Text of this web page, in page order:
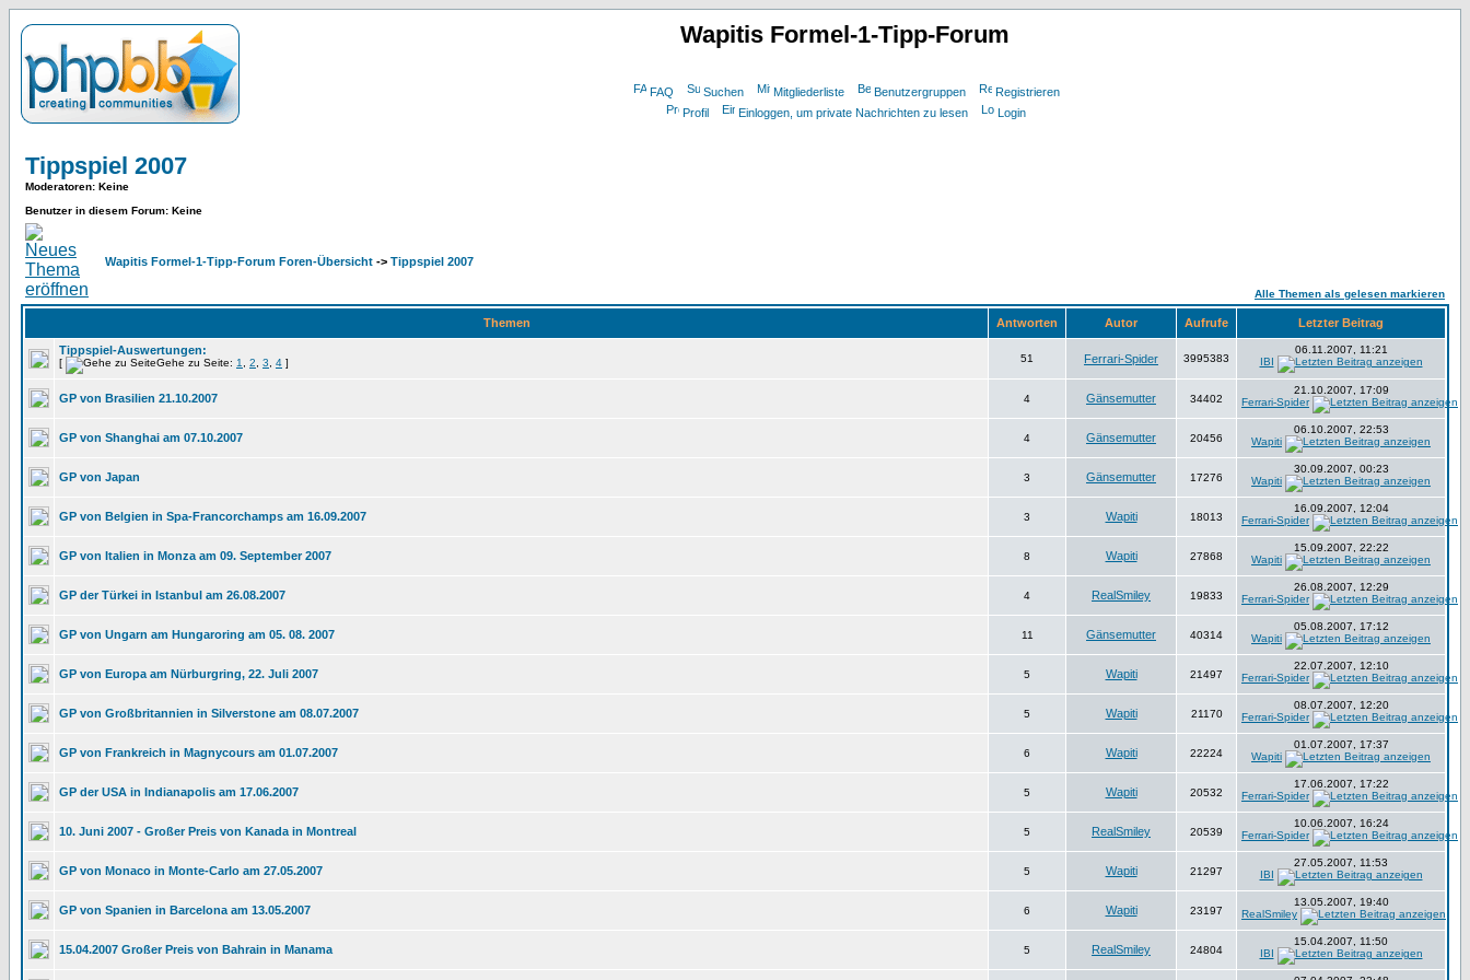
Wapitis Formel-1-Tipp-Forum
FAQ Suchen Mitgliederliste Benutzergruppen
Registrieren
Profil
Einloggen, um private Nachrichten zu lesen Login
Tippspiel 2007
Moderatoren: Keine
Benutzer in diesem Forum: Keine
Wapitis Formel-1-Tipp-Forum Foren-Übersicht -> Tippspiel 2007
Alle Themen als gelesen markieren
Themen Antworten Autor Aufrufe Letzter Beitrag
Tippspiel-Auswertungen:
[ Gehe zu Seite: 1 2 3 4 ] 51 Ferrari-Spider 3995383
06.11.2007, 11:21
IBI
GP von Brasilien 21.10.2007 4 Gänsemutter 34402
21.10.2007, 17:09
Ferrari-Spider
GP von Shanghai am 07.10.2007 4 Gänsemutter 20456
06.10.2007, 22:53
Wapiti
GP von Japan 3 Gänsemutter 17276
30.09.2007, 00:23
Wapiti
GP von Belgien in Spa-Francorchamps am 16.09.2007 3 Wapiti 18013
16.09.2007, 12:04
Ferrari-Spider
GP von Italien in Monza am 09. September 2007 8 Wapiti 27868
15.09.2007, 22:22
Wapiti
GP der Türkei in Istanbul am 26.08.2007 4 RealSmiley 19833
26.08.2007, 12:29
Ferrari-Spider
GP von Ungarn am Hungaroring am 05. 08. 2007 11 Gänsemutter 40314
05.08.2007, 17:12
Wapiti
GP von Europa am Nürburgring, 22. Juli 2007 5 Wapiti 21497
22.07.2007, 12:10
Ferrari-Spider
GP von Großbritannien in Silverstone am 08.07.2007 5 Wapiti 21170
08.07.2007, 12:20
Ferrari-Spider
GP von Frankreich in Magnycours am 01.07.2007 6 Wapiti 22224
01.07.2007, 17:37
Wapiti
GP der USA in Indianapolis am 17.06.2007 5 Wapiti 20532
17.06.2007, 17:22
Ferrari-Spider
10. Juni 2007 - Großer Preis von Kanada in Montreal 5 RealSmiley 20539
10.06.2007, 16:24
Ferrari-Spider
GP von Monaco in Monte-Carlo am 27.05.2007 5 Wapiti 21297
27.05.2007, 11:53
IBI
GP von Spanien in Barcelona am 13.05.2007 6 Wapiti 23197
13.05.2007, 19:40
RealSmiley
15.04.2007 Großer Preis von Bahrain in Manama 5 RealSmiley 24804
15.04.2007, 11:50
IBI